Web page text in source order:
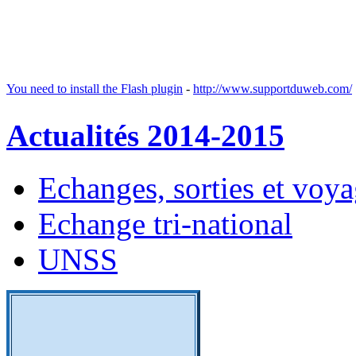
You need to install the Flash plugin - http://www.supportduweb.com/
Actualités 2014-2015
Echanges, sorties et
Echange tri-national
UNSS